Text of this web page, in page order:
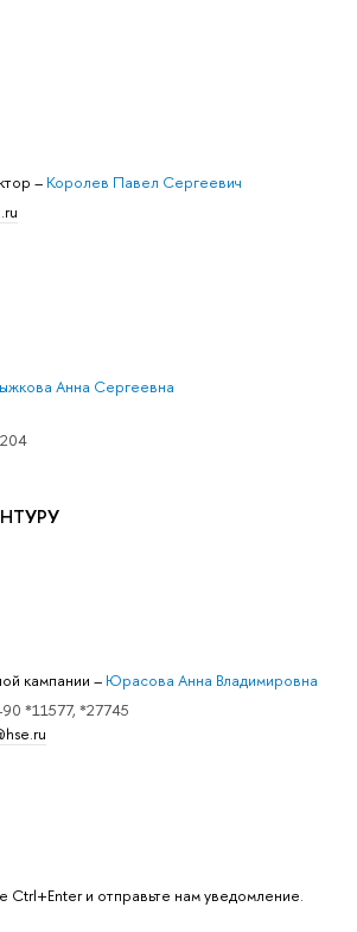
– Королев Павел Сергеевич
Анна Сергеевна
кампании – Юрасова Анна Владимировна
*11577, *27745
Ctrl+Enter и отправьте нам уведомление.